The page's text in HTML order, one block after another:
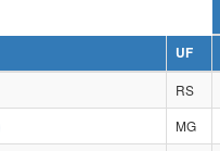
UF
RS
MG